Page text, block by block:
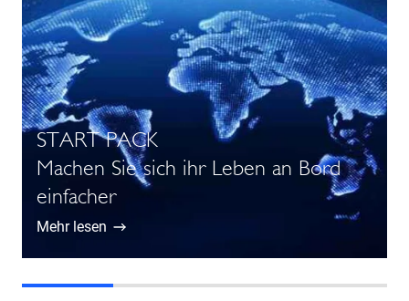
START PACK
Machen Sie sich ihr Leben an Bord
einfacher
Mehr lesen